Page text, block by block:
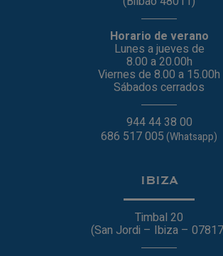
Horario de verano
Lunes a jueves de
8.00 a 20.00h
Viernes de 8.00 a 15.00h
Sábados cerrados
944 44 38 00
686 517 005(Whatsapp)
IBIZA
Timbal 20
(San Jordi – Ibiza –